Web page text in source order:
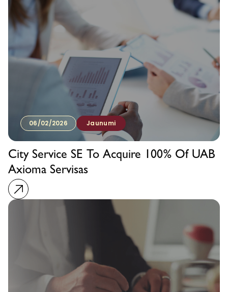
06/02/2026 Jaunumi
City Service SE To Acquire 100% Of UAB
Axioma Servisas